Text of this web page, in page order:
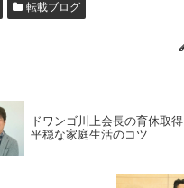
転載ブログ
ドワンゴ川上会長の育休取
平穏な家庭生活のコツ